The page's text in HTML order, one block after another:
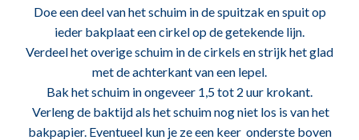
Doe een deel van het schuim in de spuitzak en spuit op
ieder bakplaat een cirkel op de getekende lijn.
Verdeel het overige schuim in de cirkels en strijk het glad
met de achterkant van een lepel.
Bak het schuim in ongeveer 1,5 tot 2 uur krokant.
Verleng de baktijd als het schuim nog niet los is van het
bakpapier. Eventueel kun je ze een keer onderste boven